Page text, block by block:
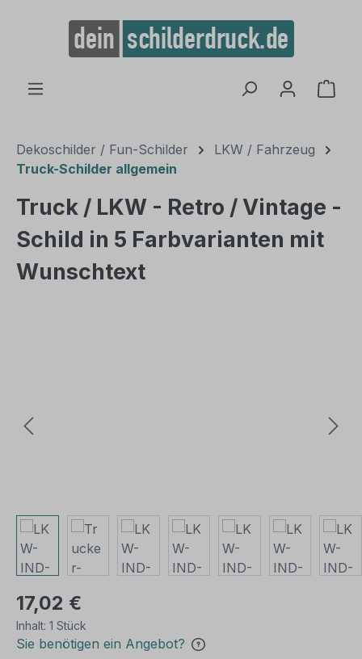
springen
Dekoschilder / Fun-Schilder
LKW / Fahrzeug
Truck-Schilder allgemein
Truck / LKW - Retro / Vintage -
Schild in 5 Farbvarianten mit
Wunschtext
17,02 €
Inhalt: 1 Stück
Sie benötigen ein Angebot?